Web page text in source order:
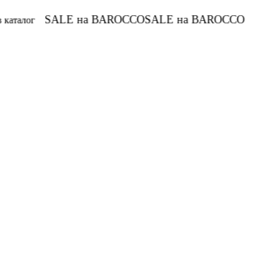
SALE на BAROCCOSALE на BAROCCO